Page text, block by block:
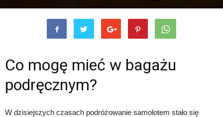
Co mogę mieć w bagażu
podręcznym?
W dzisiejszych czasach podróżowanie samolotem stało się